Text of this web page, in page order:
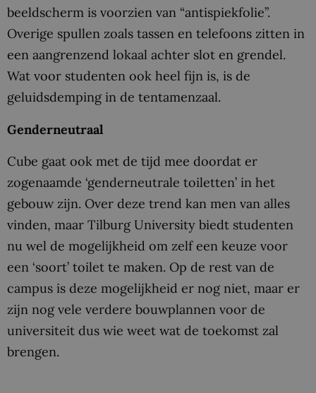
beeldscherm is voorzien van “antispiekfolie”.
Overige spullen zoals tassen en telefoons zitten in
een aangrenzend lokaal achter slot en grendel.
Wat voor studenten ook heel fijn is, is de
geluidsdemping in de tentamenzaal.
Genderneutraal
Cube gaat ook met de tijd mee doordat er
zogenaamde ‘genderneutrale toiletten’ in het
gebouw zijn. Over deze trend kan men van alles
vinden, maar Tilburg University biedt studenten
nu wel de mogelijkheid om zelf een keuze voor
een ‘soort’ toilet te maken. Op de rest van de
campus is deze mogelijkheid er nog niet, maar er
zijn nog vele verdere bouwplannen voor de
universiteit dus wie weet wat de toekomst zal
brengen.